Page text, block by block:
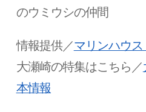
のウミウシの仲間
情報提供／マリンハウ
大瀬崎の特集はこちら／
本情報